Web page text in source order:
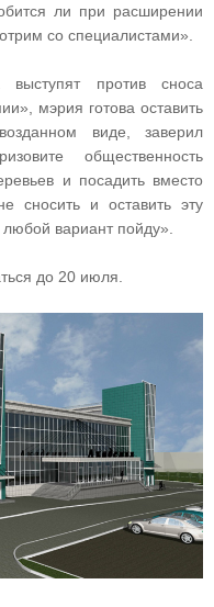
ли при расширении
со специалистами».
против сноса
мэрия готова оставить
виде, заверил
общественность
и посадить вместо
сносить и оставить эту
вариант пойду».
до 20 июля.